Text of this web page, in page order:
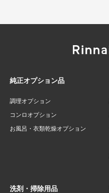
純正オプション品
調理オプション
コンロオプション
お風呂・衣類乾燥オプション
洗剤・掃除用品